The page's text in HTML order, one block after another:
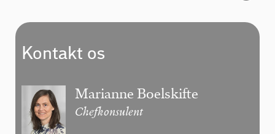
Kontakt os
Marianne Boelskifte
Chefkonsulent